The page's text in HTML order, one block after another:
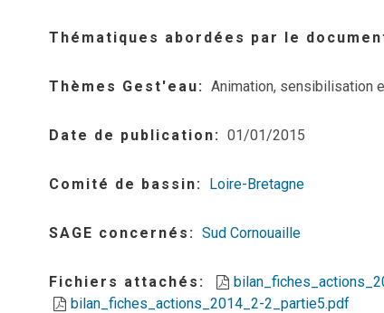
Thématiques abordées par le
Thèmes Gest'eau Animation, sensibilisation
Date de publication 01/01/2015
Comité de bassin Loire-Bretagne
SAGE concernés Sud Cornouaille
Fichiers attachés
bilan_fiches_actions_2014_2-2_partie5.pdf